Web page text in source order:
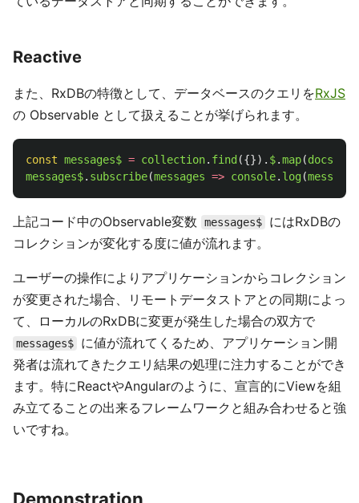
Reactive
また、RxDBの特徴として、データベースのクエリをRxJS
の Observable として扱えることが挙げられます。
const messages$ = collection. find ({}). $.map(docs
messages$. subscribe(messages => console. log(messages
上記コード中のObservable変数 messages$
にはRxDBの
コレクションが変化する度に値が流れます。
ユーザーの操作によりアプリケーションからコレクション
が変更された場合、リモートデータストアとの同期によっ
て、ローカルのRxDBに変更が発生した場合の双方で
messages$
に値が流れてくるため、アプリケーション開
発者は流れてきたクエリ結果の処理に注力することができ
ます。特にReactやAngularのように、宣言的にViewを組
み立てることの出来るフレームワークと組み合わせると強
いですね。